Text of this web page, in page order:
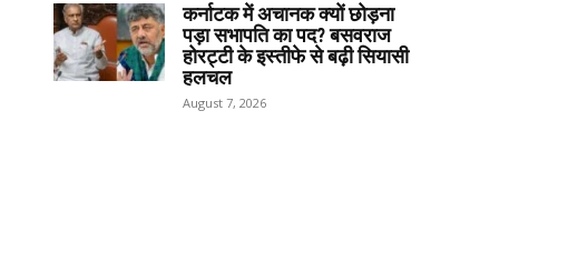
कर्नाटक में अचानक क्यों छोड़ना
पड़ा सभापति का पद? बसवराज
होरट्टी के इस्तीफे से बढ़ी सियासी
हलचल
August 7, 2026